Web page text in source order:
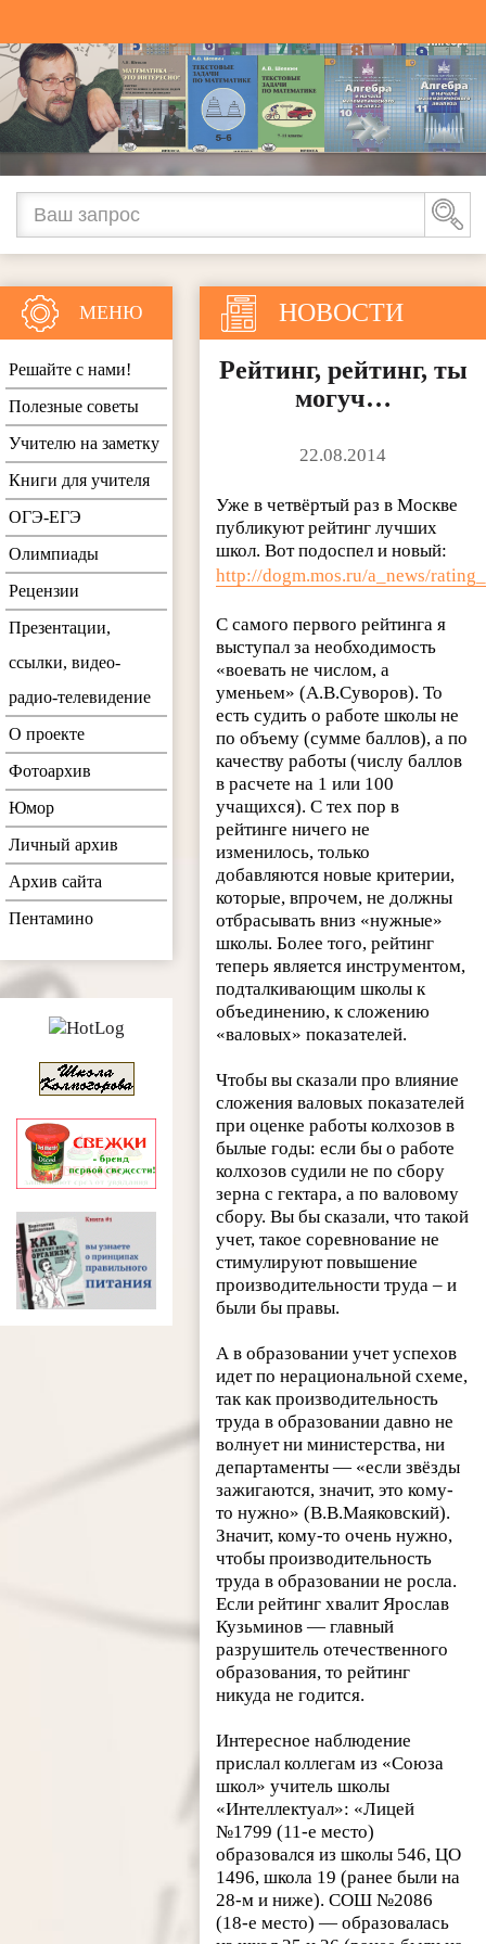
НОВОСТИ
Рейтинг, рейтинг, ты
могуч…
22.08.2014
Уже в четвёртый раз в Москве
публикуют рейтинг лучших
школ. Вот подоспел и новый:
http://dogm.mos.ru/a_news/
С самого первого рейтинга я
выступал за необходимость
«воевать не числом, а
уменьем» (А.В.Суворов). То
есть судить о работе школы не
по объему (сумме баллов), а по
качеству работы (числу баллов
в расчете на 1 или 100
учащихся). С тех пор в
рейтинге ничего не
изменилось, только
добавляются новые критерии,
которые, впрочем, не должны
отбрасывать вниз «нужные»
школы. Более того, рейтинг
теперь является инструментом,
подталкивающим школы к
объединению, к сложению
«валовых» показателей.
Чтобы вы сказали про влияние
сложения валовых показателей
при оценке работы колхозов в
былые годы: если бы о работе
колхозов судили не по сбору
зерна с гектара, а по валовому
сбору. Вы бы сказали, что такой
учет, такое соревнование не
стимулируют повышение
производительности труда – и
были бы правы.
А в образовании учет успехов
идет по нерациональной схеме,
так как производительность
труда в образовании давно не
волнует ни министерства, ни
департаменты — «если звёзды
зажигаются, значит, это кому-
то нужно» (В.В.Маяковский).
Значит, кому-то очень нужно,
чтобы производительность
труда в образовании не росла.
Если рейтинг хвалит Ярослав
Кузьминов — главный
разрушитель отечественного
образования, то рейтинг
никуда не годится.
Интересное наблюдение
прислал коллегам из «Союза
школ» учитель школы
«Интеллектуал»: «Лицей
№1799 (11-е место)
образовался из школы 546, ЦО
1496, школа 19 (ранее были на
28-м и ниже). СОШ №2086
(18-е место) — образовалась
МЕНЮ
Решайте с нами!
Полезные советы
Учителю на заметку
Книги для учителя
ОГЭ-ЕГЭ
Олимпиады
Рецензии
Презентации,
ссылки, видео-
радио-телевидение
О проекте
Фотоархив
Юмор
Личный архив
Архив сайта
Пентамино